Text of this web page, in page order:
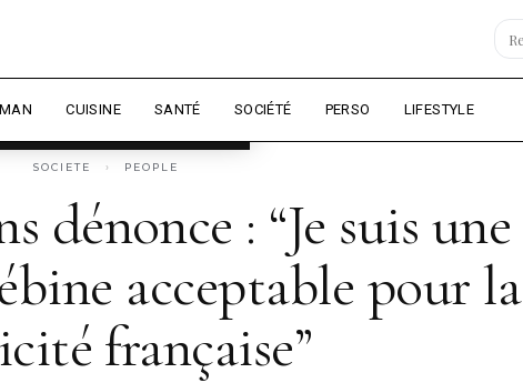
l'audience.
CUISINE SANTÉ SOCIÉTÉ PERSO LIFESTYLE
SOCIETE › PEOPLE
dénonce : “Je suis une
acceptable pour la
française”